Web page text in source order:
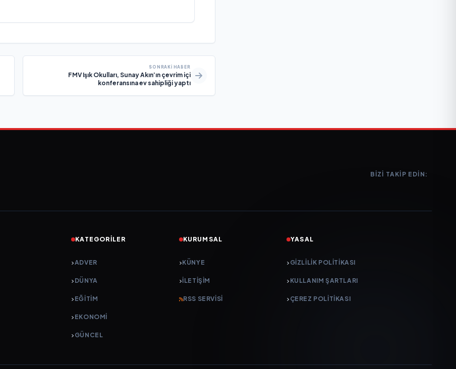
SONRAKI HABER
FMV Işık Okulları, Sunay Akın’ın çevrim içi
konferansına ev sahipliği yaptı
BIZI TAKIP EDIN:
KATEGORILER
ADVER
DÜNYA
EĞİTİM
EKONOMİ
GÜNCEL
KURUMSAL
KÜNYE
İLETIŞIM
RSS SERVISI
YASAL
GIZLILIK POLITIKASI
KULLANIM ŞARTLARI
ÇEREZ POLITIKASI